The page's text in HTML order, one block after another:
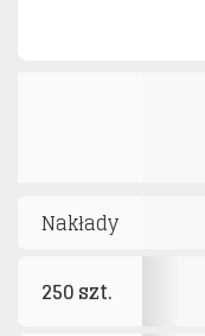
Nakłady
250 szt.